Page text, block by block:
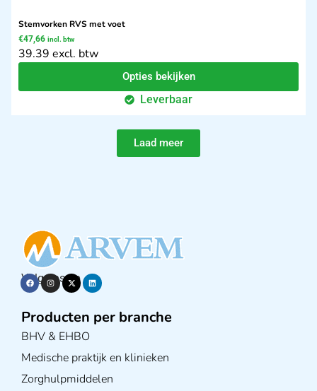
Stemvorken RVS met voet
€47,66 incl. btw
39.39 excl. btw
Opties bekijken
Leverbaar
Laad meer
Volg ons op
Producten per branche
BHV & EHBO
Medische praktijk en klinieken
Zorghulpmiddelen